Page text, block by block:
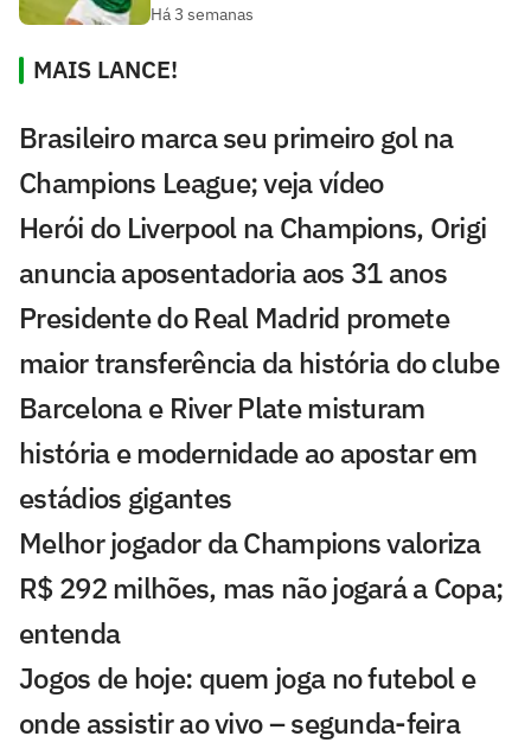
Há 3 semanas
MAIS LANCE!
Brasileiro marca seu primeiro gol na
Champions League; veja vídeo
Herói do Liverpool na Champions, Origi
anuncia aposentadoria aos 31 anos
Presidente do Real Madrid promete
maior transferência da história do clube
Barcelona e River Plate misturam
história e modernidade ao apostar em
estádios gigantes
Melhor jogador da Champions valoriza
R$ 292 milhões, mas não jogará a Copa;
entenda
Jogos de hoje: quem joga no futebol e
onde assistir ao vivo – segunda-feira